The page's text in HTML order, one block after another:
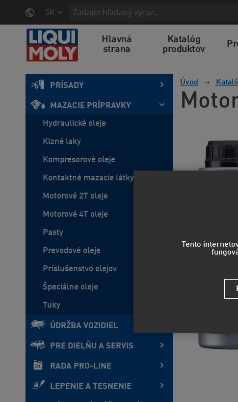
SK
Hlavná
strana
Katalóg
produktov
PRÍSADY
MAZACIE PRÍPRAVKY
Hydraulické oleje
Klzné laky
Kompresorové oleje
Kontaktné mazacie látky
Motorové 2T oleje
Motorové 4T oleje
Pasty
Prevodové oleje
Príslušenstvo olejov
Špeciálne oleje
Tuky
ÚDRŽBA VOZIDIEL
PRE DIELŇU A SERVIS
RADA PRO-LINE
LEPENIE A TESNENIE
Úvod
Tento